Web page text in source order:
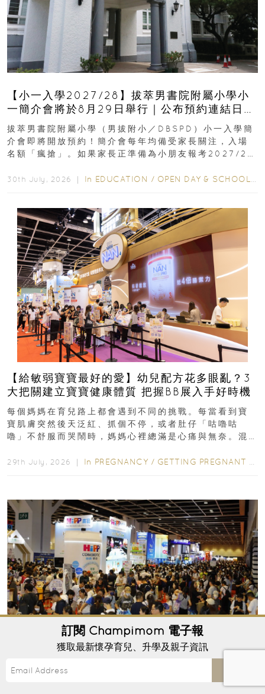
【小一入學2027/28】拔萃男書院附屬小學小
一簡介會將於8月29日舉行｜公布預約連結日期
｜更設有網上重溫
拔萃男書院附屬小學（男拔附小／DBSPD）小一入學簡
介會即將開放預約！簡介會每年均備受家長關注，入場
名額「瘋搶」。如果家長正準備為小朋友報考2027/28
30th July, 2026 ｜ In EDUCATION / OPEN DAY & SCHOOL EVENTS
【給敏弱寶寶最好的愛】幼兒配方花多眼亂？3
大把關建立寶寶健康體質 把握BB展入手好時機
每個媽媽在育兒路上都會遇到不同的挑戰。每當看到寶
寶肌膚突然後天泛紅、抓個不停，或者肚仔「咕嚕咕
嚕」不舒服而哭鬧時，媽媽心裡總滿是心痛與無奈。混
29th July, 2026 ｜ In PREGNANCY / GETTING PREGNANT
「荷花 BB 展」將於2026年7月30日至8月2日於香港
訂閱 Champimom 電子報
獲取最新懷孕育兒、升學及親子資訊